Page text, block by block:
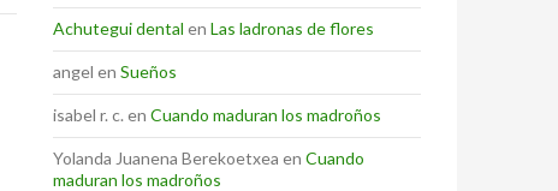
Achutegui dental en Las ladronas de flores
angel en Sueños
isabel r. c. en Cuando maduran los madroños
Yolanda Juanena Berekoetxea en Cuando
maduran los madroños